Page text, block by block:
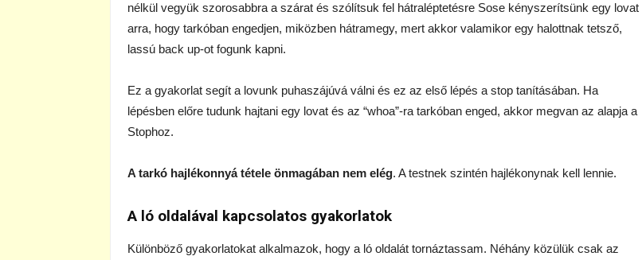
nélkül vegyük szorosabbra a szárat és szólítsuk fel hátraléptetésre Sose kényszerítsünk egy lovat
arra, hogy tarkóban engedjen, miközben hátramegy, mert akkor valamikor egy halottnak tetsző,
lassú back up-ot fogunk kapni.
Ez a gyakorlat segít a lovunk puhaszájúvá válni és ez az első lépés a stop tanításában. Ha
lépésben előre tudunk hajtani egy lovat és az “whoa”-ra tarkóban enged, akkor megvan az alapja a
Stophoz.
A tarkó hajlékonnyá tétele önmagában nem elég. A testnek szintén hajlékonynak kell lennie.
A ló oldalával kapcsolatos gyakorlatok
Különböző gyakorlatokat alkalmazok, hogy a ló oldalát tornáztassam. Néhány közülük csak az